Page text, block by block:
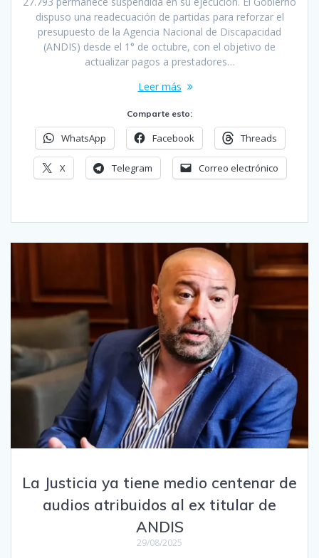
dispuso una readecuación de partidas para reforzar el
presupuesto de la Agencia Nacional de Discapacidad
(ANDIS) desde el 1° de octubre, con el objetivo de
actualizar pagos a prestadores…
Leer más
Comparte esto:
WhatsApp Facebook Threads
X Telegram Correo electrónico
La Justicia ya tiene medio centenar de
audios atribuidos al ex titular de
ANDIS
29/08/2025